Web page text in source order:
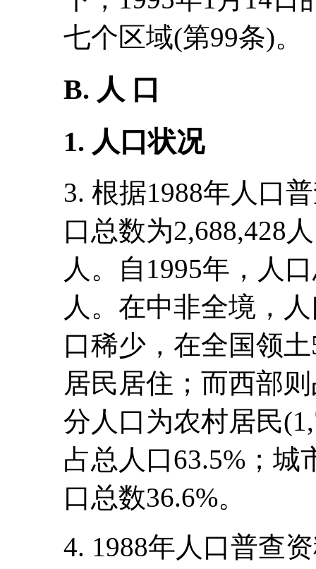
七个区域(第99条)。
B. 人 口
1. 人口状况
3. 根据1988年人口
口总数为2,688,428
人。自1995年，人
人。在中非全境，
口稀少，在全国领
居民居住；而西部
分人口为农村居民
占总人口63.5%；城
口总数36.6%。
4. 1988年人口普查